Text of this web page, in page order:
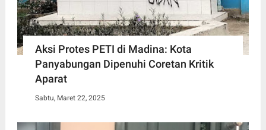
Aksi Protes PETI di Madina: Kota
Panyabungan Dipenuhi Coretan Kritik
Aparat
Sabtu, Maret 22, 2025